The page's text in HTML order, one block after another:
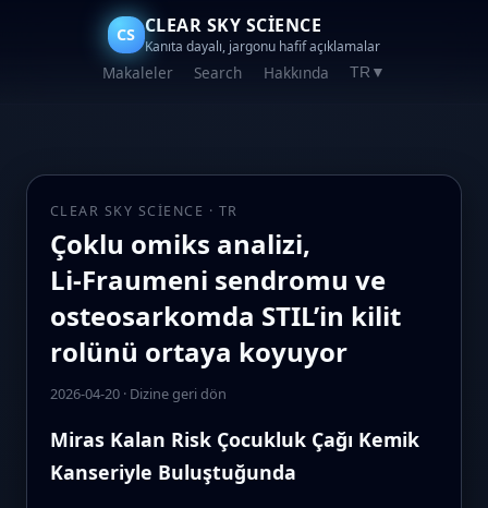
CS CLEAR SKY SCIENCE
Kanıta dayalı, jargonu hafif açıklamalar
Makaleler Search Hakkında TR ▼
CLEAR SKY SCIENCE · TR
Çoklu omiks analizi,
Li‑Fraumeni sendromu ve
osteosarkomda STIL’in kilit
rolünü ortaya koyuyor
2026-04-20· Dizine geri dön
Miras Kalan Risk Çocukluk Çağı Kemik
Kanseriyle Buluştuğunda